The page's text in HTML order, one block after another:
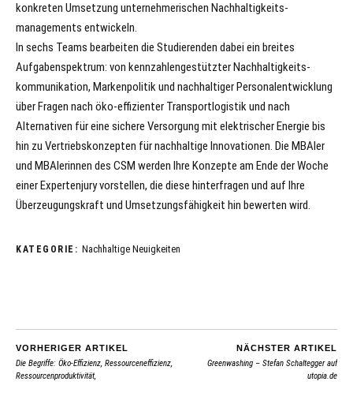
konkreten Umsetzung unternehmerischen Nachhaltigkeits-
managements entwickeln.
In sechs Teams bearbeiten die Studierenden dabei ein breites
Aufgabenspektrum: von kennzahlengestützter Nachhaltigkeits-
kommunikation, Markenpolitik und nachhaltiger Personalentwicklung
über Fragen nach öko-effizienter Transportlogistik und nach
Alternativen für eine sichere Versorgung mit elektrischer Energie bis
hin zu Vertriebskonzepten für nachhaltige Innovationen. Die MBAler
und MBAlerinnen des CSM werden Ihre Konzepte am Ende der Woche
einer Expertenjury vorstellen, die diese hinterfragen und auf Ihre
Überzeugungskraft und Umsetzungsfähigkeit hin bewerten wird.
KATEGORIE: Nachhaltige Neuigkeiten
VORHERIGER ARTIKEL
Die Begriffe: Öko-Effizienz, Ressourceneffizienz,
Ressourcenproduktivität,
NÄCHSTER ARTIKEL
Greenwashing – Stefan Schaltegger auf
utopia.de